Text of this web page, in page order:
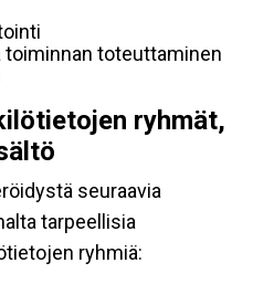
toiminnan toteuttaminen
ryhmät,
seuraavia
tarpeellisia
ryhmiä: